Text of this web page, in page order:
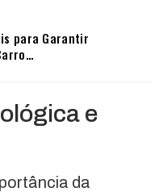
para Garantir
e
da